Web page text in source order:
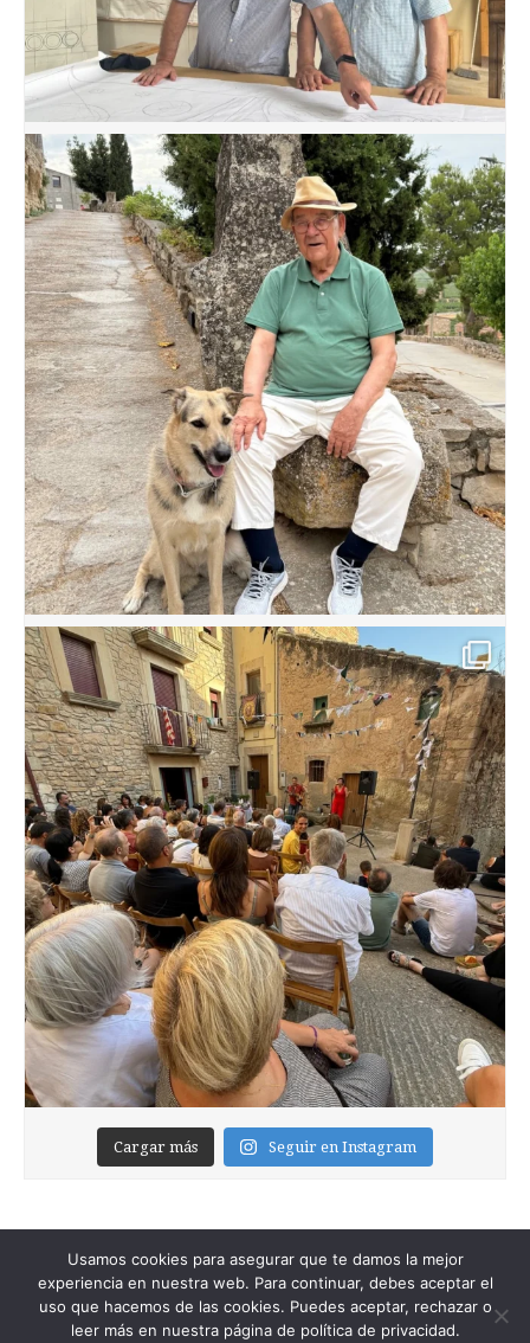
Cargar más Seguir en Instagram
Usamos cookies para asegurar que te damos la mejor
experiencia en nuestra web. Para continuar, debes aceptar el
uso que hacemos de las cookies. Puedes aceptar, rechazar o
leer más en nuestra página de política de privacidad.